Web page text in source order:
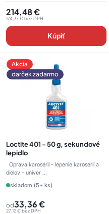
214,48€
174,37€bez DPH
Kúpiť
Akcia
darček zadarmo
Loctite 401 - 50 g, sekundové
lepidlo
dielov - univer ...
skladom (5+ ks)
od33,36€
27,12€bez DPH